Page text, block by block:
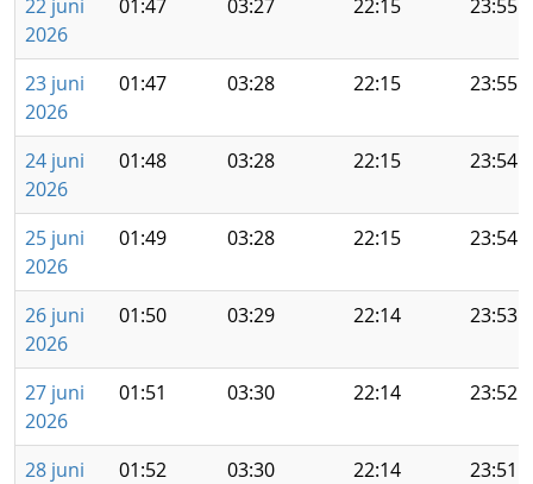
22 juni
2026
01:47 03:27 22:15 23:55
23 juni
2026
01:47 03:28 22:15 23:55
24 juni
2026
01:48 03:28 22:15 23:54
25 juni
2026
01:49 03:28 22:15 23:54
26 juni
2026
01:50 03:29 22:14 23:53
27 juni
2026
01:51 03:30 22:14 23:52
28 juni
01:52 03:30 22:14 23:51